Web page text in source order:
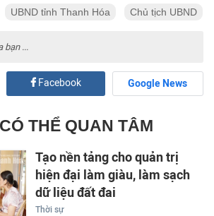
UBND tỉnh Thanh Hóa Chủ tịch UBND
bạn ...
Facebook Google News
THỂ QUAN TÂM
Tạo nền tảng cho quản trị
hiện đại làm giàu, làm sạch
dữ liệu đất đai
Thời sự